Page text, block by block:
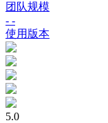
团队规模
- -
使用版本
5.0